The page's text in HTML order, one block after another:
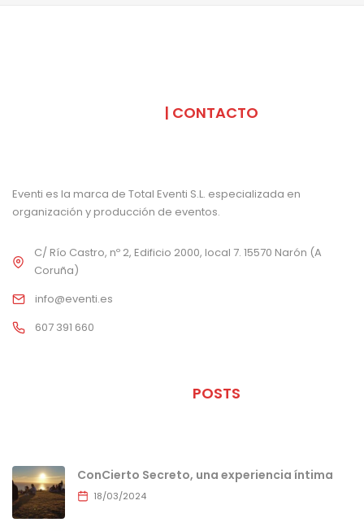
| CONTACTO
Eventi es la marca de Total Eventi S.L. especializada en
organización y producción de eventos.
C/ Río Castro, nº 2, Edificio 2000, local 7. 15570 Narón (A
Coruña)
info@eventi.es
607 391 660
POSTS
ConCierto Secreto, una experiencia íntima
18/03/2024